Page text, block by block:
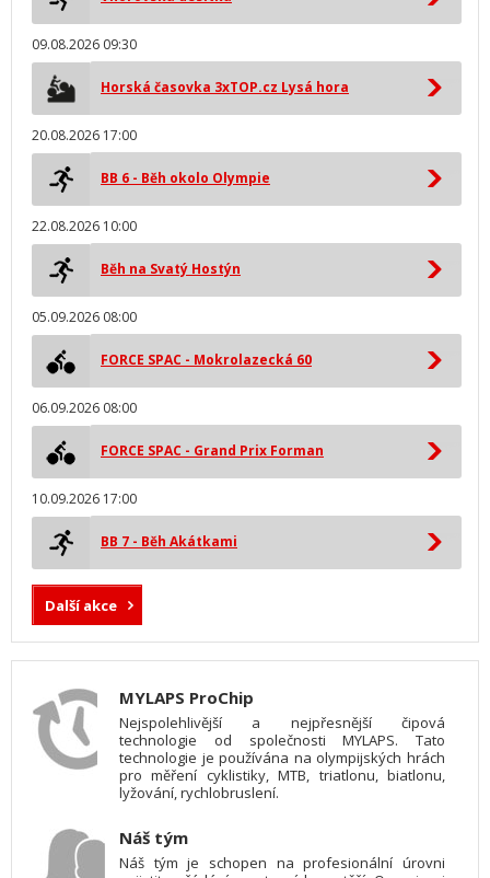
09.08.2026 09:30
Horská časovka 3xTOP.cz Lysá hora
20.08.2026 17:00
BB 6 - Běh okolo Olympie
22.08.2026 10:00
Běh na Svatý Hostýn
05.09.2026 08:00
FORCE SPAC - Mokrolazecká 60
06.09.2026 08:00
FORCE SPAC - Grand Prix Forman
10.09.2026 17:00
BB 7 - Běh Akátkami
Další akce
MYLAPS ProChip
Nejspolehlivější a nejpřesnější čipová
technologie od společnosti MYLAPS. Tato
technologie je používána na olympijských hrách
pro měření cyklistiky, MTB, triatlonu, biatlonu,
lyžování, rychlobruslení.
Náš tým
Náš tým je schopen na profesionální úrovni